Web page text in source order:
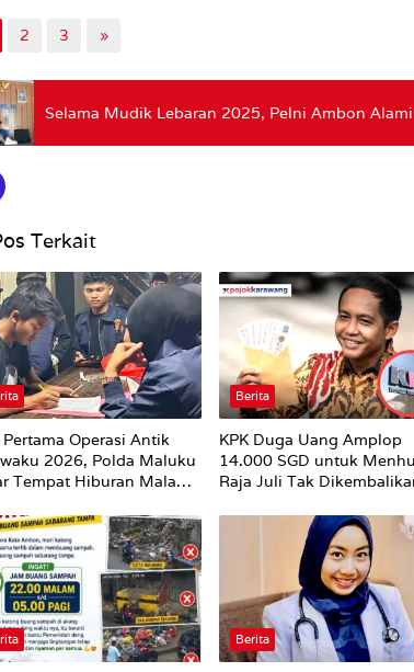
2 3 »
Selama Mudik Lebaran 2025, Pelni Ambon
Terkait
Pertama Operasi Antik
2026, Polda Maluku
Tempat Hiburan Malam
Berita
KPK Duga Uang Amplop
14.000 SGD untuk
Raja Juli Tak
Berita